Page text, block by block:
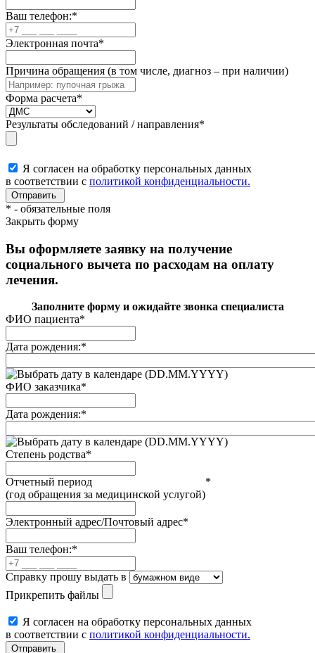
Ваш телефон:*
Электронная почта*
Причина обращения (в том числе, диагноз – при наличии)
Форма расчета*
Результаты обследований / направления*
Я согласен на обработку персональных данных
в соответствии с политикой конфиденциальности.
* - обязательные поля
Закрыть форму
Вы оформляете заявку на получение
социального вычета по расходам на оплату
лечения.
Заполните форму и ожидайте звонка специалиста
ФИО пациента*
Дата рождения:*
(DD.MM.YYYY)
ФИО заказчика*
Дата рождения:*
(DD.MM.YYYY)
Степень родства*
Отчетный период
(год обращения за медицинской услугой)
*
Электронный адрес/Почтовый адрес*
Ваш телефон:*
Справку прошу выдать в
Прикрепить файлы
Я согласен на обработку персональных данных
в соответствии с политикой конфиденциальности.